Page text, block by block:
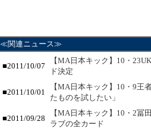
≪関連ニュース≫
■2011/10/07
【MA日本キック】10・
ド決定
■2011/10/01
【MA日本キック】10・9王
たものを試したい」
■2011/09/28
【MA日本キック】10・2冨
ラブの全カード